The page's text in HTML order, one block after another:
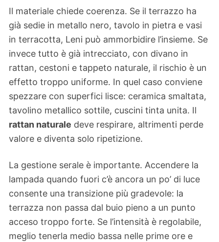
Il materiale chiede coerenza. Se il terrazzo ha
già sedie in metallo nero, tavolo in pietra e vasi
in terracotta, Leni può ammorbidire l’insieme. Se
invece tutto è già intrecciato, con divano in
rattan, cestoni e tappeto naturale, il rischio è un
effetto troppo uniforme. In quel caso conviene
spezzare con superfici lisce: ceramica smaltata,
tavolino metallico sottile, cuscini tinta unita. Il
rattan naturale deve respirare, altrimenti perde
valore e diventa solo ripetizione.
La gestione serale è importante. Accendere la
lampada quando fuori c’è ancora un po’ di luce
consente una transizione più gradevole: la
terrazza non passa dal buio pieno a un punto
acceso troppo forte. Se l’intensità è regolabile,
meglio tenerla medio bassa nelle prime ore e